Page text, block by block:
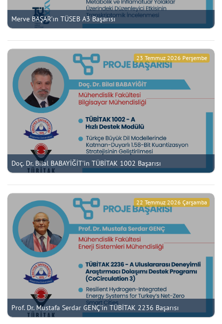
Merve BAŞAR'ın TÜSEB A3 Başarısı
Doç. Dr. Bilal BABAYİĞİT'in TÜBİTAK 1002 Başarısı
23 Temmuz 2026 Perşembe
Prof. Dr. Mustafa Serdar GENÇ'in TÜBİTAK 2236 Başarısı
22 Temmuz 2026 Çarşamba